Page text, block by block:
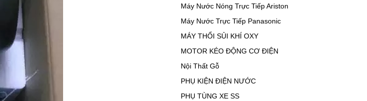
Máy Nước Nóng Trực Tiếp Ariston
Máy Nước Trực Tiếp Panasonic
MÁY THỔI SỦI KHÍ OXY
MOTOR KÉO ĐỘNG CƠ ĐIỆN
Nội Thất Gỗ
PHỤ KIỆN ĐIỆN NƯỚC
PHỤ TÙNG XE SS